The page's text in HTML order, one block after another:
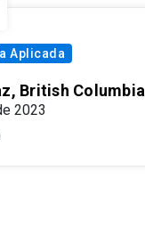
Aplicada
British Columbia
2023